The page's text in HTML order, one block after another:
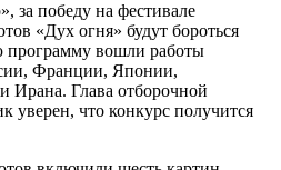
за победу на фестивале
«Дух огня» будут бороться
программу вошли работы
Франции, Японии,
Глава отборочной
что конкурс получится